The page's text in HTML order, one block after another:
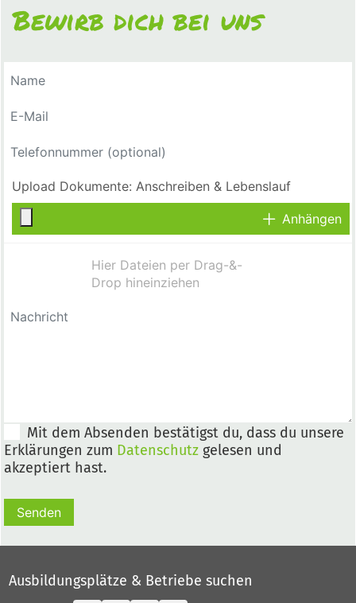
Bewirb dich bei uns
Anhängen
Mit dem Absenden bestätigst du, dass du unsere
Erklärungen zum Datenschutz gelesen und
akzeptiert hast.
Senden
Ausbildungsplätze & Betriebe suchen